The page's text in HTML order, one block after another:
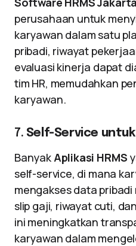
perusahaan untuk
karyawan dalam satu
pribadi, riwayat
evaluasi kinerja dapat
tim HR, memudahkan
karyawan.
7. Self-Service
BanyakAplikasi HRMS
self-service, di mana
mengakses data
slip gaji, riwayat cuti,
ini meningkatkan
karyawan dalam